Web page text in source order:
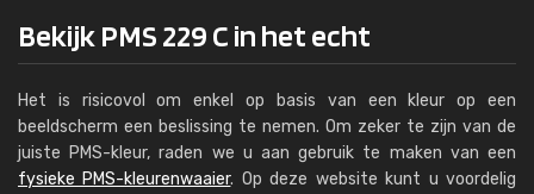
Bekijk PMS 229 C in het echt
Het is risicovol om enkel op basis van een kleur op een
beeldscherm een beslissing te nemen. Om zeker te zijn van de
juiste PMS-kleur, raden we u aan gebruik te maken van een
fysieke PMS-kleurenwaaier. Op deze website kunt u voordelig